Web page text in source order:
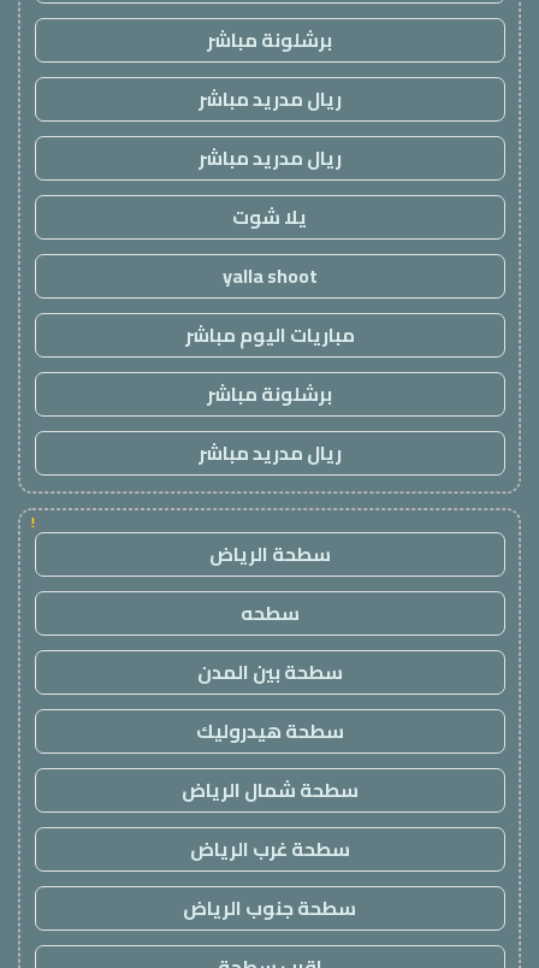
برشلونة مباشر
ريال مدريد مباشر
ريال مدريد مباشر
يلا شوت
yalla shoot
مباريات اليوم مباشر
برشلونة مباشر
ريال مدريد مباشر
!
سطحة الرياض
سطحه
سطحة بين المدن
سطحة هيدروليك
سطحة شمال الرياض
سطحة غرب الرياض
سطحة جنوب الرياض